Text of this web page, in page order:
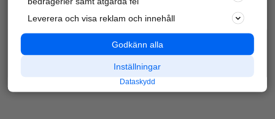
Leverera och visa reklam och innehåll
Godkänn alla
Inställningar
Dataskydd